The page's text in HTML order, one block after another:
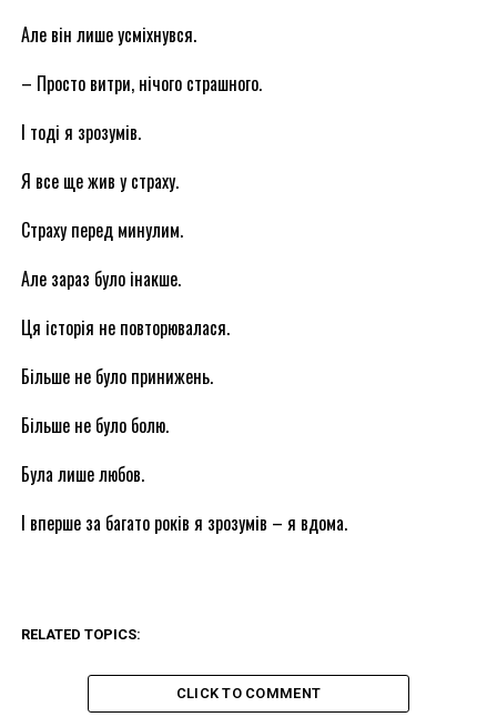
Але він лише усміхнувся.
– Просто витри, нічого страшного.
І тоді я зрозумів.
Я все ще жив у страху.
Страху перед минулим.
Але зараз було інакше.
Ця історія не повторювалася.
Більше не було принижень.
Більше не було болю.
Була лише любов.
І вперше за багато років я зрозумів – я вдома.
RELATED TOPICS:
CLICK TO COMMENT